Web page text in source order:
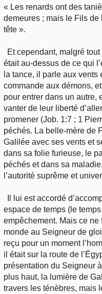
« Les renards ont des
demeures ; mais le Fils de
tête ».
Et cependant, malgré
était au-dessus de ce qui
la tance, il parle aux vents
commande aux démons,
pour entrer dans un autre,
vanter de leur liberté
promener (Job. 1:7 ; 1
péchés. La belle-mère de
Galilée avec ses vents et
dans sa folie furieuse, le
péchés et dans sa
l’autorité suprême et
Il lui est accordé
espace de temps (le
empêchement. Mais ce ne
monde au Seigneur de
reçu pour un moment
il était sur la route de
présentation du Seigneur
plus haut, la lumière de
travers les ténèbres, mais